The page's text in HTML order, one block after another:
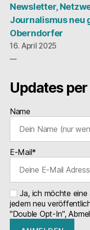
Newsletter,
Journalismus neu
Oberndorfer
16. April 2025
Updates
Name
E-Mail*
Ja, ich möchte
jedem neu
"Double Opt-In",